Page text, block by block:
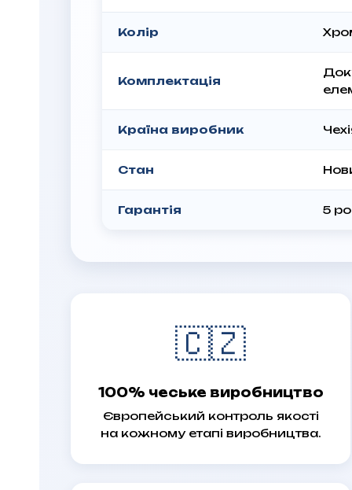
Колір
Комплектація
Країна виробник
Стан
Гарантія 5
🇨🇿
100% чеське виробництво
Європейський контроль якості
на кожному етапі виробництва.